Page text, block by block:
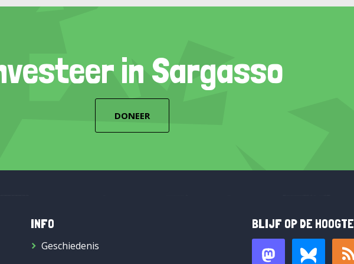
in Sargasso
DONEER
INFO
Geschiedenis
BLIJF OP DE HOOGTE